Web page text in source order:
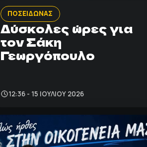
ΠΟΣΕΙΔΩΝΑΣ
Δύσκολες ώρες για
τον Σάκη
Γεωργόπουλο
12:36 - 15 ΙΟΥΛΊΟΥ 2026